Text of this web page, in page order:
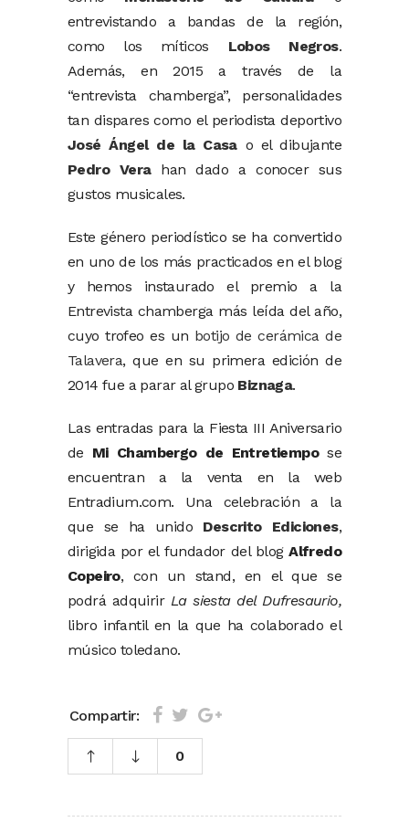
entrevistando a bandas de la región,
como los míticos Lobos Negros.
Además, en 2015 a través de la
“entrevista chamberga”, personalidades
tan dispares como el periodista deportivo
José Ángel de la Casao el dibujante
Pedro Verahan dado a conocer sus
gustos musicales.
Este género periodístico se ha convertido
en uno de los más practicados en el blog
y hemos instaurado el premio a la
Entrevista chamberga más leída del año,
cuyo trofeo es un botijo de cerámica de
Talavera, que en su primera edición de
2014 fue a parar al grupo Biznaga.
Las entradas para la Fiesta III Aniversario
de Mi Chambergo de Entretiempose
encuentran a la venta en la web
Entradium.com. Una celebración a la
que se ha unido Descrito Ediciones,
dirigida por el fundador del blogAlfredo
Copeiro, con un stand, en el que se
podrá adquirir La siesta del Dufresaurio,
libro infantil en la que ha colaborado el
músico toledano.
Compartir:
0